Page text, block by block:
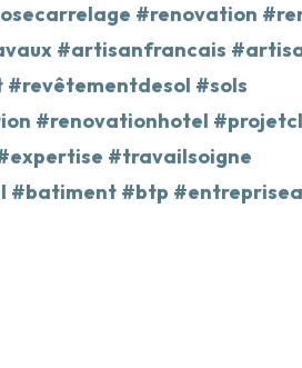
#renovation
#artisanfrancais
#revêtementdesol #sols
#renovationhotel
#travailsoigne
#batiment #btp